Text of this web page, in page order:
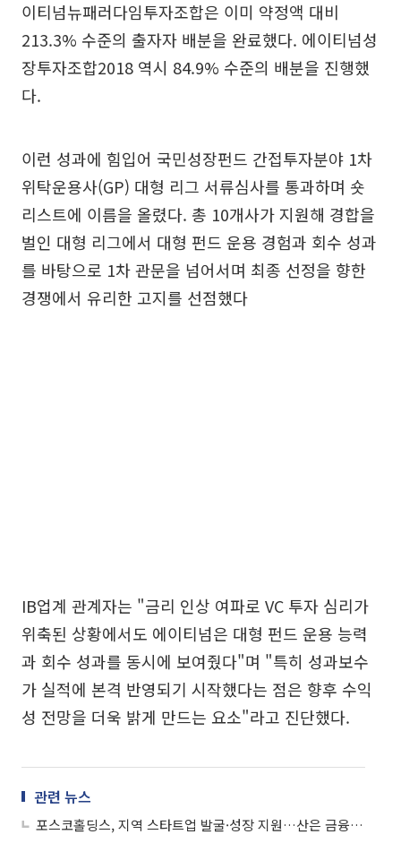
이티넘뉴패러다임투자조합은 이미 약정액 대비
213.3% 수준의 출자자 배분을 완료했다. 에이티넘성
장투자조합2018 역시 84.9% 수준의 배분을 진행했
다.
이런 성과에 힘입어 국민성장펀드 간접투자분야 1차
위탁운용사(GP) 대형 리그 서류심사를 통과하며 숏
리스트에 이름을 올렸다. 총 10개사가 지원해 경합을
벌인 대형 리그에서 대형 펀드 운용 경험과 회수 성과
를 바탕으로 1차 관문을 넘어서며 최종 선정을 향한
경쟁에서 유리한 고지를 선점했다
IB업계 관계자는 "금리 인상 여파로 VC 투자 심리가
위축된 상황에서도 에이티넘은 대형 펀드 운용 능력
과 회수 성과를 동시에 보여줬다"며 "특히 성과보수
가 실적에 본격 반영되기 시작했다는 점은 향후 수익
성 전망을 더욱 밝게 만드는 요소"라고 진단했다.
관련 뉴스
포스코홀딩스, 지역 스타트업 발굴·성장 지원…산은 금융지원 결합